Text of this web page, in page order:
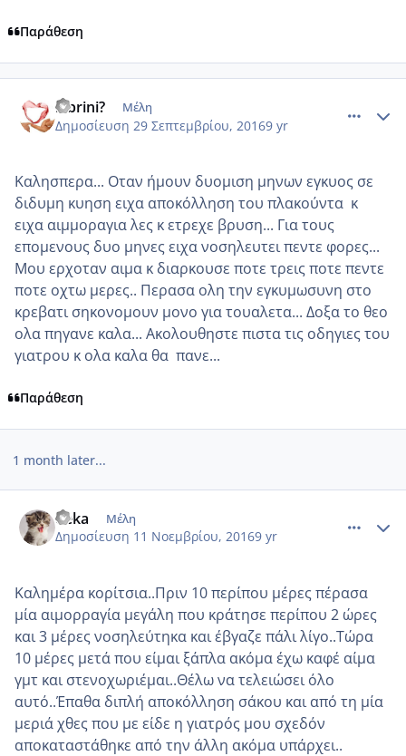
Παράθεση
labrini? Μέλη
Δημοσίευση 29 Σεπτεμβρίου, 20169 yr
Καλησπερα... Οταν ήμουν δυομιση μηνων εγκυος σε
διδυμη κυηση ειχα αποκόλληση του πλακούντα κ
ειχα αιμμοραγια λες κ ετρεχε βρυση... Για τους
επομενους δυο μηνες ειχα νοσηλευτει πεντε φορες...
Μου ερχοταν αιμα κ διαρκουσε ποτε τρεις ποτε πεντε
ποτε οχτω μερες.. Περασα ολη την εγκυμωσυνη στο
κρεβατι σηκονομουν μονο για τουαλετα... Δοξα το θεο
ολα πηγανε καλα... Ακολουθηστε πιστα τις οδηγιες του
γιατρου κ ολα καλα θα πανε...
Παράθεση
1 month later...
deka Μέλη
Δημοσίευση 11 Νοεμβρίου, 20169 yr
Καλημέρα κορίτσια..Πριν 10 περίπου μέρες πέρασα
μία αιμορραγία μεγάλη που κράτησε περίπου 2 ώρες
και 3 μέρες νοσηλεύτηκα και έβγαζε πάλι λίγο..Τώρα
10 μέρες μετά που είμαι ξάπλα ακόμα έχω καφέ αίμα
γμτ και στενοχωριέμαι..Θέλω να τελειώσει όλο
αυτό..Έπαθα διπλή αποκόλληση σάκου και από τη μία
μεριά χθες που με είδε η γιατρός μου σχεδόν
αποκαταστάθηκε από την άλλη ακόμα υπάρχει..